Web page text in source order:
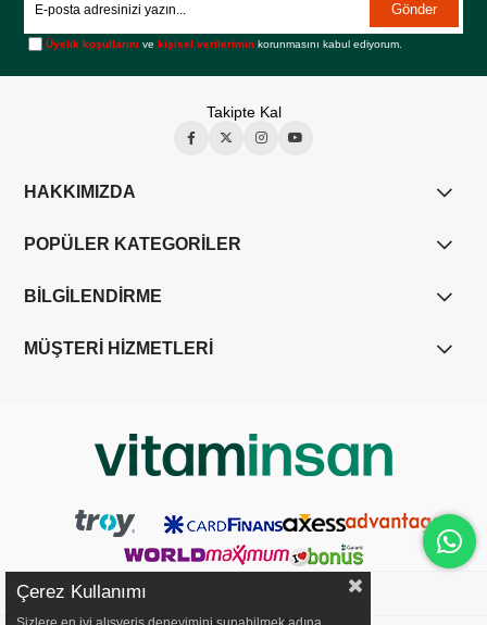
Gönder
Üyelik koşullarını vekişisel verilerimin korunmasını kabul ediyorum.
Takipte Kal
HAKKIMIZDA
POPÜLER KATEGORİLER
BİLGİLENDİRME
MÜŞTERİ HİZMETLERİ
Çerez Kullanımı